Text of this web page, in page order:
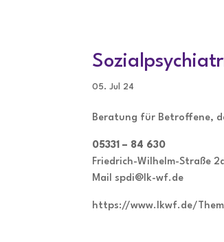
05. Jul 24
Beratung für Betroffene,
05331 – 84 630
Friedrich-Wilhelm-Straße
Mail spdi@lk-wf.de
https://www.lkwf.de/